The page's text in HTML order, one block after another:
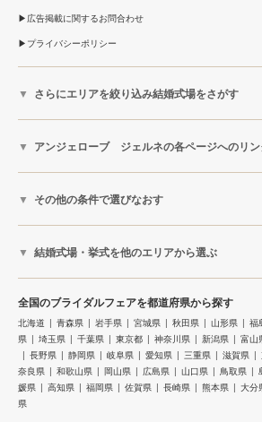
広告掲載に関するお問合わせ
プライバシーポリシー
さらにエリアを絞り込み結婚式場をさがす
アンジェローブ ジェルネの各ページへのリン
その他の条件で選びなおす
結婚式場・挙式を他のエリアから選ぶ
全国のブライダルフェアを都道府県から探す
北海道 青森県 岩手県 宮城県 秋田県 山形県 福
県
埼玉県 千葉県 東京都 神奈川県 新潟県 富山
長野県
静岡県 岐阜県 愛知県 三重県 滋賀県
奈良県
和歌山県 岡山県 広島県 山口県 鳥取県
媛県
高知県 福岡県 佐賀県 長崎県 熊本県 大分
県